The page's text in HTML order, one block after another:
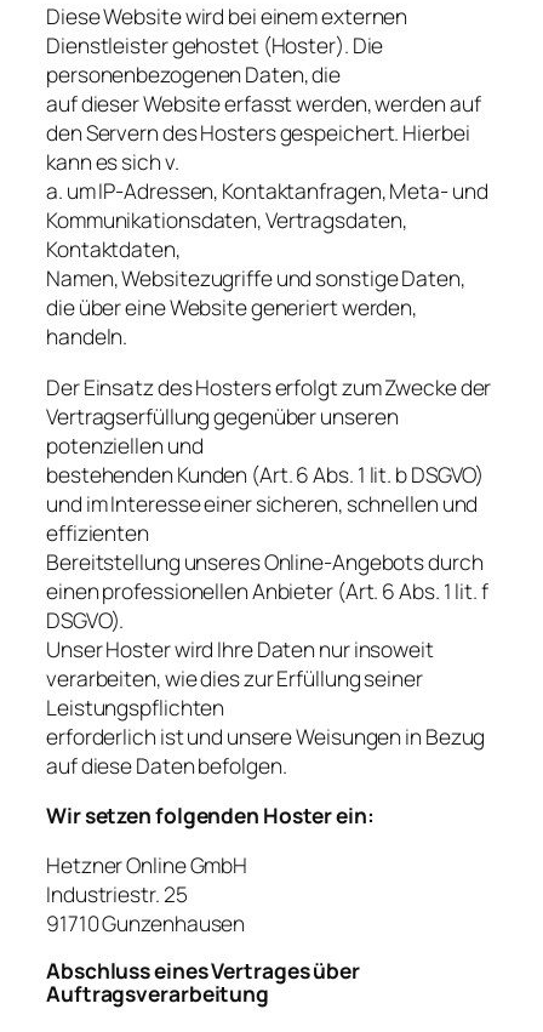
Diese Website wird bei einem externen
Dienstleister gehostet (Hoster). Die
personenbezogenen Daten, die
auf dieser Website erfasst werden, werden auf
den Servern des Hosters gespeichert. Hierbei
kann es sich v.
a. um IP-Adressen, Kontaktanfragen, Meta- und
Kommunikationsdaten, Vertragsdaten,
Kontaktdaten,
Namen, Websitezugriffe und sonstige Daten,
die über eine Website generiert werden,
handeln.
Der Einsatz des Hosters erfolgt zum Zwecke der
Vertragserfüllung gegenüber unseren
potenziellen und
bestehenden Kunden (Art. 6 Abs. 1 lit. b DSGVO)
und im Interesse einer sicheren, schnellen und
effizienten
Bereitstellung unseres Online-Angebots durch
einen professionellen Anbieter (Art. 6 Abs. 1 lit. f
DSGVO).
Unser Hoster wird Ihre Daten nur insoweit
verarbeiten, wie dies zur Erfüllung seiner
Leistungspflichten
erforderlich ist und unsere Weisungen in Bezug
auf diese Daten befolgen.
Wir setzen folgenden Hoster ein:
Hetzner Online GmbH
Industriestr. 25
91710 Gunzenhausen
Abschluss eines Vertrages über
Auftragsverarbeitung